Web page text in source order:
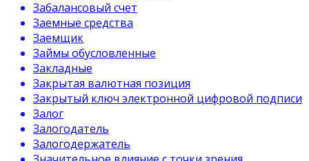
Забалансовый счет
Заемные средства
Заемщик
Займы обусловленные
Закладные
Закрытая валютная позиция
Закрытый ключ электронной цифровой подписи
Залог
Залогодатель
Залогодержатель